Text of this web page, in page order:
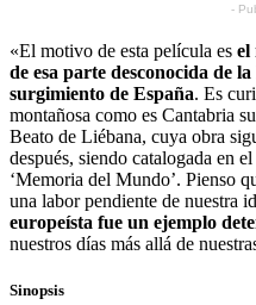
-
«El motivo de esta película es el
de esa parte desconocida de
surgimiento de España. Es
montañosa como es Cantabria
Beato de Liébana, cuya obra
después, siendo catalogada en
‘Memoria del Mundo’. Pienso
una labor pendiente de nuestra
europeísta fue un ejemplo
nuestros días más allá de
Sinopsis